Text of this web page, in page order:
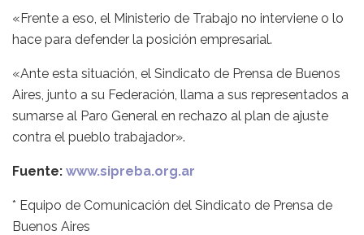
«Frente a eso, el Ministerio de Trabajo no interviene o lo
hace para defender la posición empresarial.
«Ante esta situación, el Sindicato de Prensa de Buenos
Aires, junto a su Federación, llama a sus representados a
sumarse al Paro General en rechazo al plan de ajuste
contra el pueblo trabajador».
Fuente: www.sipreba.org.ar
* Equipo de Comunicación del Sindicato de Prensa de
Buenos Aires